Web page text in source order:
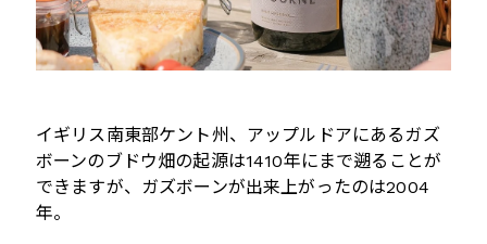
イギリス南東部ケント州、アップルドアにあるガズ
ボーンのブドウ畑の起源は1410年にまで遡ることが
できますが、ガズボーンが出来上がったのは2004
年。